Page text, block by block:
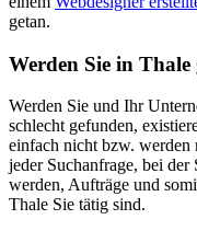
getan.
Werden Sie in Thale
Werden Sie und Ihr
schlecht gefunden,
einfach nicht bzw. werden
jeder Suchanfrage, bei
werden, Aufträge und
Thale Sie tätig sind.